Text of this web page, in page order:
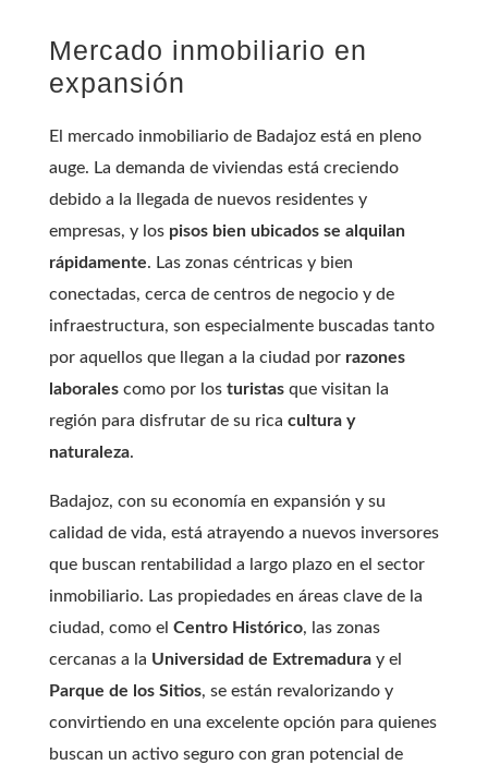
Mercado inmobiliario en
expansión
El mercado inmobiliario de Badajoz está en pleno
auge. La demanda de viviendas está creciendo
debido a la llegada de nuevos residentes y
empresas, y los pisos bien ubicados se alquilan
rápidamente. Las zonas céntricas y bien
conectadas, cerca de centros de negocio y de
infraestructura, son especialmente buscadas tanto
por aquellos que llegan a la ciudad por razones
laboralescomo por los turistasque visitan la
región para disfrutar de su rica cultura y
naturaleza.
Badajoz, con su economía en expansión y su
calidad de vida, está atrayendo a nuevos inversores
que buscan rentabilidad a largo plazo en el sector
inmobiliario. Las propiedades en áreas clave de la
ciudad, como el Centro Histórico, las zonas
cercanas a la Universidad de Extremaduray el
Parque de los Sitios, se están revalorizando y
convirtiendo en una excelente opción para quienes
buscan un activo seguro con gran potencial de